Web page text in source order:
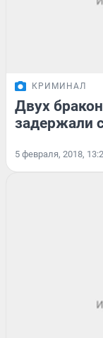
КРИМИНАЛ
Двух
задержали
5 февраля, 2018,